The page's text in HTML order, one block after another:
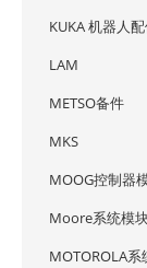
KUKA 机器人
LAM
METSO备件
MKS
MOOG控制器
Moore系统模
MOTOROLA